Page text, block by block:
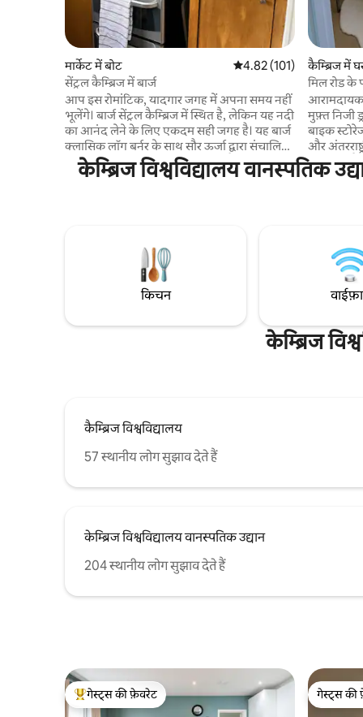
मार्केट में बोट औसत रेटिंग 5 में से 4.82, 101
4.82 (101)
सेंट्रल कैम्ब्रिज में बार्ज
आप इस रोमांटिक, यादगार जगह में अपना समय नहीं
भूलेंगे। बार्ज सेंट्रल कैम्ब्रिज में स्थित है, लेकिन यह नदी
का आनंद लेने के लिए एकदम सही जगह है। यह बार्ज
क्लासिक लॉग बर्नर के साथ सौर ऊर्जा द्वारा संचालित
एक ऑफ़ - ग्रिड अनुभव प्रदान करता है। यह बार्ज
जीसस ग्रीन को नज़रअंदाज़ करता है, जो मुफ़्त टेनिस
घास के मैदानों तक एक साइकिल लें!
कैम्ब्रिज में
मिल रोड के
वाला घर
आरामदायक
मुफ़्त निजी
बाइक
और
मिनट की
घर से बाइक
के लिए घर
केम्ब्रिज विश्वविद्यालय वानस्पतिक
किचन
केम्ब्रिज
कैम्ब्रिज विश्वविद्यालय
57 स्थानीय लोग सुझाव देते हैं
केम्ब्रिज विश्वविद्यालय वानस्पतिक उद्यान
204 स्थानीय लोग सुझाव देते हैं
गेस्ट्स का टॉप फ़ेवरेट
गेस्ट्स की फ़ेवरेट
गेस्ट्स की
गेस्ट्स की